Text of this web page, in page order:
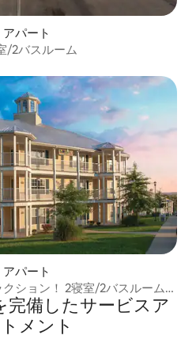
パート
/2バスルーム
パート
ション！ 2寝室/2バスルーム
完備したサービスア
メント